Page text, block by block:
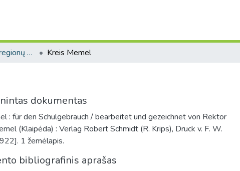
Lietuvos miestų ir regionų žemėlapiai / Maps of Lithuanian cities and towns Kreis Memel
dokumentas
: für den Schulgebrauch / bearbeitet und gezeichnet von Rektor
(Klaipėda) : Verlag Robert Schmidt (R. Krips), Druck v. F. W.
1 žemėlapis.
bibliografinis aprašas